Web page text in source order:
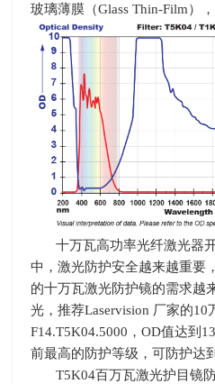
玻璃薄膜（Glass Thin-Film）
十万瓦高功率光纤激光器
中，激光防护安全越来越重要
的十万瓦激光防护镜的需求越
光，推荐Laservision 厂家的10
F14.T5K04.5000，OD值达到
前最高的防护等级，可防护达到
T5K04百万瓦激光护目镜